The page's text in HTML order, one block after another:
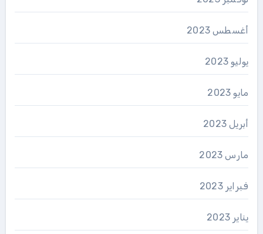
أغسطس 2023
يوليو 2023
مايو 2023
أبريل 2023
مارس 2023
فبراير 2023
يناير 2023